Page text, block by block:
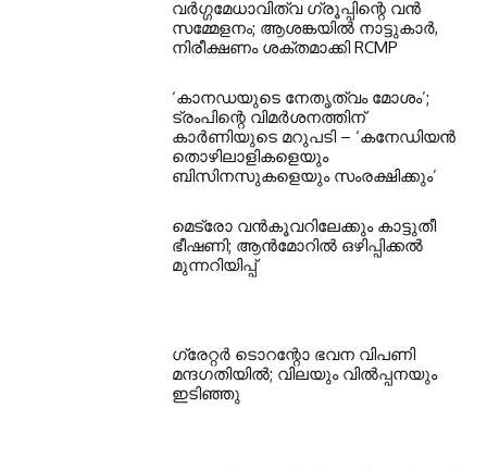
വർഗ്ഗമേധാവിത്വ ഗ്രൂപ്പിന്റെ വൻ
സമ്മേളനം; ആശങ്കയിൽ നാട്ടുകാർ,
നിരീക്ഷണം ശക്തമാക്കി RCMP
‘കാനഡയുടെ നേതൃത്വം മോശം’;
ട്രംപിന്റെ വിമർശനത്തിന്
കാർണിയുടെ മറുപടി – ‘കനേഡിയൻ
തൊഴിലാളികളെയും
ബിസിനസുകളെയും സംരക്ഷിക്കും’
മെട്രോ വൻകൂവറിലേക്കും കാട്ടുതീ
ഭീഷണി; ആൻമോറിൽ ഒഴിപ്പിക്കൽ
മുന്നറിയിപ്പ്
ഗ്രേറ്റര്‍ ടൊറന്റോ ഭവന വിപണി
മന്ദഗതിയില്‍; വിലയും വില്‍പ്പനയും
ഇടിഞ്ഞു